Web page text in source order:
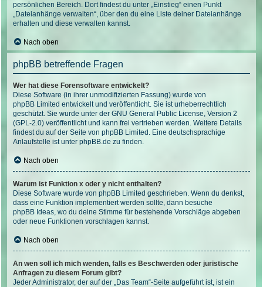
persönlichen Bereich. Dort findest du unter „Einstieg“ einen Punkt
„Dateianhänge verwalten“, über den du eine Liste deiner Dateianhänge
erhalten und diese verwalten kannst.
Nach oben
phpBB betreffende Fragen
Wer hat diese Forensoftware entwickelt?
Diese Software (in ihrer unmodifizierten Fassung) wurde von
phpBB Limited entwickelt und veröffentlicht. Sie ist urheberrechtlich
geschützt. Sie wurde unter der GNU General Public License, Version 2
(GPL-2.0) veröffentlicht und kann frei vertrieben werden. Weitere Details
findest du auf der Seite von phpBB Limited . Eine deutschsprachige
Anlaufstelle ist unter phpBB.de zu finden.
Nach oben
Warum ist Funktion x oder y nicht enthalten?
Diese Software wurde von phpBB Limited geschrieben. Wenn du denkst,
dass eine Funktion implementiert werden sollte, dann besuche
phpBB Ideas, wo du deine Stimme für bestehende Vorschläge abgeben
oder neue Funktionen vorschlagen kannst.
Nach oben
An wen soll ich mich wenden, falls es Beschwerden oder juristische
Anfragen zu diesem Forum gibt?
Jeder Administrator, der auf der „Das Team“-Seite aufgeführt ist, ist ein